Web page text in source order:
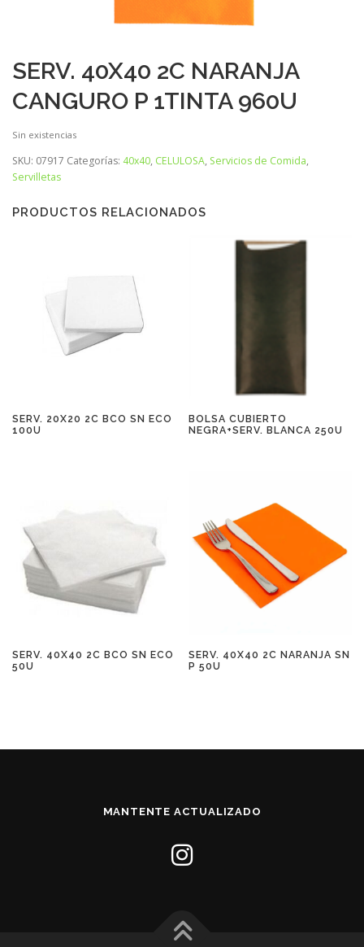
SERV. 40X40 2C NARANJA
CANGURO P 1TINTA 960U
Sin existencias
SKU: 07917 Categorías: 40x40, CELULOSA, Servicios de Comida,
Servilletas
PRODUCTOS RELACIONADOS
SERV. 20X20 2C BCO SN ECO
100U
BOLSA CUBIERTO
NEGRA+SERV. BLANCA 250U
SERV. 40X40 2C BCO SN ECO
50U
SERV. 40X40 2C NARANJA SN
P 50U
MANTENTE ACTUALIZADO